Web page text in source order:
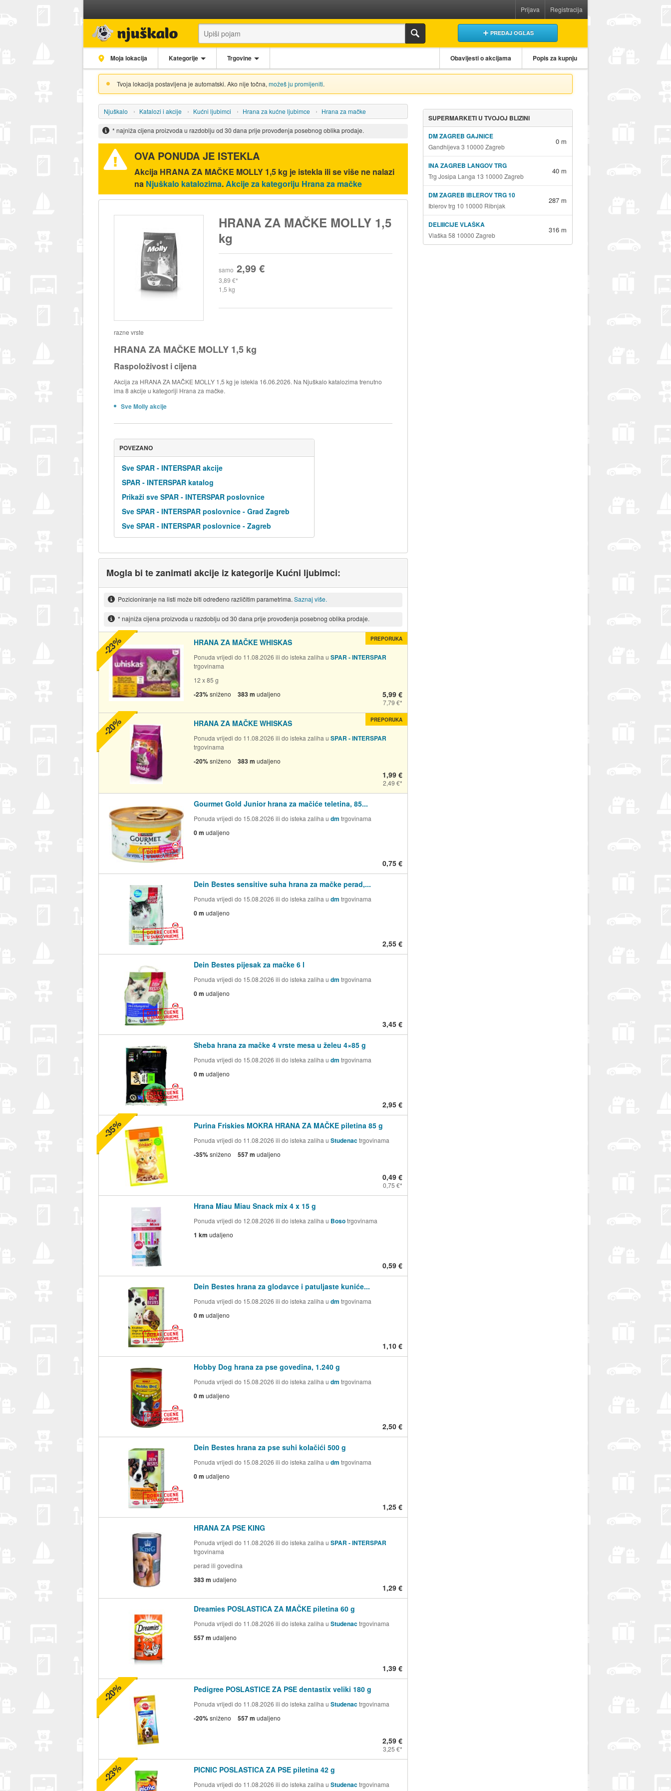
Prijava Registracija
PREDAJ OGLAS
Moja lokacija Kategorije Trgovine Obavijesti o akcijama Popis za kupnju
Tvoja lokacija postavljena je automatski. Ako nije točna, možeš ju promijeniti.
Njuškalo Katalozi i akcije Kućni ljubimci Hrana za kućne ljubimce Hrana za mačke
* najniža cijena proizvoda u razdoblju od 30 dana prije provođenja posebnog oblika prodaje.
OVA PONUDA JE ISTEKLA
Akcija HRANA ZA MAČKE MOLLY 1,5 kg je istekla ili se više ne nalazi
na Njuškalo katalozima. Akcije za kategoriju Hrana za mačke
HRANA ZA MAČKE MOLLY 1,5
kg
samo 2,99 €
3,89 €
1,5 kg
razne vrste
HRANA ZA MAČKE MOLLY 1,5 kg
Raspoloživost i cijena
Akcija za HRANA ZA MAČKE MOLLY 1,5 kg je istekla 16.06.2026. Na Njuškalo katalozima trenutno
ima 8 akcije u kategoriji Hrana za mačke.
Sve Molly akcije
POVEZANO
Sve SPAR - INTERSPAR akcije
SPAR - INTERSPAR katalog
Prikaži sve SPAR - INTERSPAR poslovnice
Sve SPAR - INTERSPAR poslovnice - Grad Zagreb
Sve SPAR - INTERSPAR poslovnice - Zagreb
Mogla bi te zanimati akcije iz kategorije Kućni ljubimci:
Pozicioniranje na listi može biti određeno različitim parametrima. Saznaj više.
* najniža cijena proizvoda u razdoblju od 30 dana prije provođenja posebnog oblika prodaje.
HRANA ZA MAČKE WHISKAS
Ponuda vrijedi do 11.08.2026 ili do isteka zaliha u SPAR - INTERSPAR
trgovinama
12 x 85 g
-23%sniženo 383 m udaljeno 5,99 €
7,79 €
PREPORUKA
-23%
HRANA ZA MAČKE WHISKAS
Ponuda vrijedi do 11.08.2026 ili do isteka zaliha u SPAR - INTERSPAR
trgovinama
-20%sniženo 383 m udaljeno
1,99 €
2,49 €
PREPORUKA
-20%
Gourmet Gold Junior hrana za mačiće teletina, 85...
Ponuda vrijedi do 15.08.2026 ili do isteka zaliha u dm trgovinama
0 m udaljeno
0,75 €
Dein Bestes sensitive suha hrana za mačke perad,...
Ponuda vrijedi do 15.08.2026 ili do isteka zaliha u dm trgovinama
0 m udaljeno
2,55 €
Dein Bestes pijesak za mačke 6 l
Ponuda vrijedi do 15.08.2026 ili do isteka zaliha u dm trgovinama
0 m udaljeno
3,45 €
Sheba hrana za mačke 4 vrste mesa u želeu 4×85 g
Ponuda vrijedi do 15.08.2026 ili do isteka zaliha u dm trgovinama
0 m udaljeno
2,95 €
Purina Friskies MOKRA HRANA ZA MAČKE piletina 85 g
Ponuda vrijedi do 11.08.2026 ili do isteka zaliha u Studenactrgovinama
-35%sniženo 557 m udaljeno
0,49 €
0,75 €
-35%
Hrana Miau Miau Snack mix 4 x 15 g
Ponuda vrijedi do 12.08.2026 ili do isteka zaliha u Bosotrgovinama
1 km udaljeno
0,59 €
Dein Bestes hrana za glodavce i patuljaste kuniće...
Ponuda vrijedi do 15.08.2026 ili do isteka zaliha u dm trgovinama
0 m udaljeno
1,10 €
Hobby Dog hrana za pse govedina, 1.240 g
Ponuda vrijedi do 15.08.2026 ili do isteka zaliha u dm trgovinama
0 m udaljeno
2,50 €
Dein Bestes hrana za pse suhi kolačići 500 g
Ponuda vrijedi do 15.08.2026 ili do isteka zaliha u dm trgovinama
0 m udaljeno
1,25 €
HRANA ZA PSE KING
Ponuda vrijedi do 11.08.2026 ili do isteka zaliha u SPAR - INTERSPAR
trgovinama
perad ili govedina
383 m udaljeno
1,29 €
Dreamies POSLASTICA ZA MAČKE piletina 60 g
Ponuda vrijedi do 11.08.2026 ili do isteka zaliha u Studenactrgovinama
557 m udaljeno
1,39 €
Pedigree POSLASTICE ZA PSE dentastix veliki 180 g
Ponuda vrijedi do 11.08.2026 ili do isteka zaliha u Studenactrgovinama
-20%sniženo 557 m udaljeno
2,59 €
3,25 €
-20%
PICNIC POSLASTICA ZA PSE piletina 42 g
Ponuda vrijedi do 11.08.2026 ili do isteka zaliha u Studenactrgovinama
-23%
SUPERMARKETI U TVOJOJ BLIZINI
DM ZAGREB GAJNICE
Gandhijeva 3 10000 Zagreb
0 m
INA ZAGREB LANGOV TRG
Trg Josipa Langa 13 10000 Zagreb
40 m
DM ZAGREB IBLEROV TRG 10
Iblerov trg 10 10000 Ribnjak
287 m
DELIIICIJE VLAŠKA
Vlaška 58 10000 Zagreb
316 m